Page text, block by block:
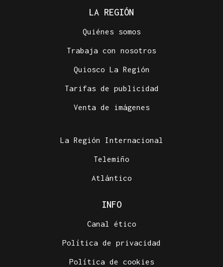
LA REGIÓN
Quiénes somos
Trabaja con nosotros
Quiosco La Región
Tarifas de publicidad
Venta de imágenes
La Región Internacional
Telemiño
Atlántico
INFO
Canal ético
Política de privacidad
Política de cookies